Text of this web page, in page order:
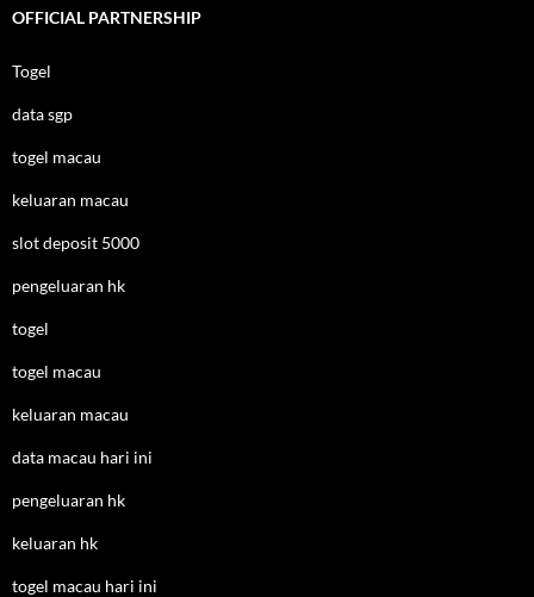
OFFICIAL PARTNERSHIP
Togel
data sgp
togel macau
keluaran macau
slot deposit 5000
pengeluaran hk
togel
togel macau
keluaran macau
data macau hari ini
pengeluaran hk
keluaran hk
togel macau hari ini